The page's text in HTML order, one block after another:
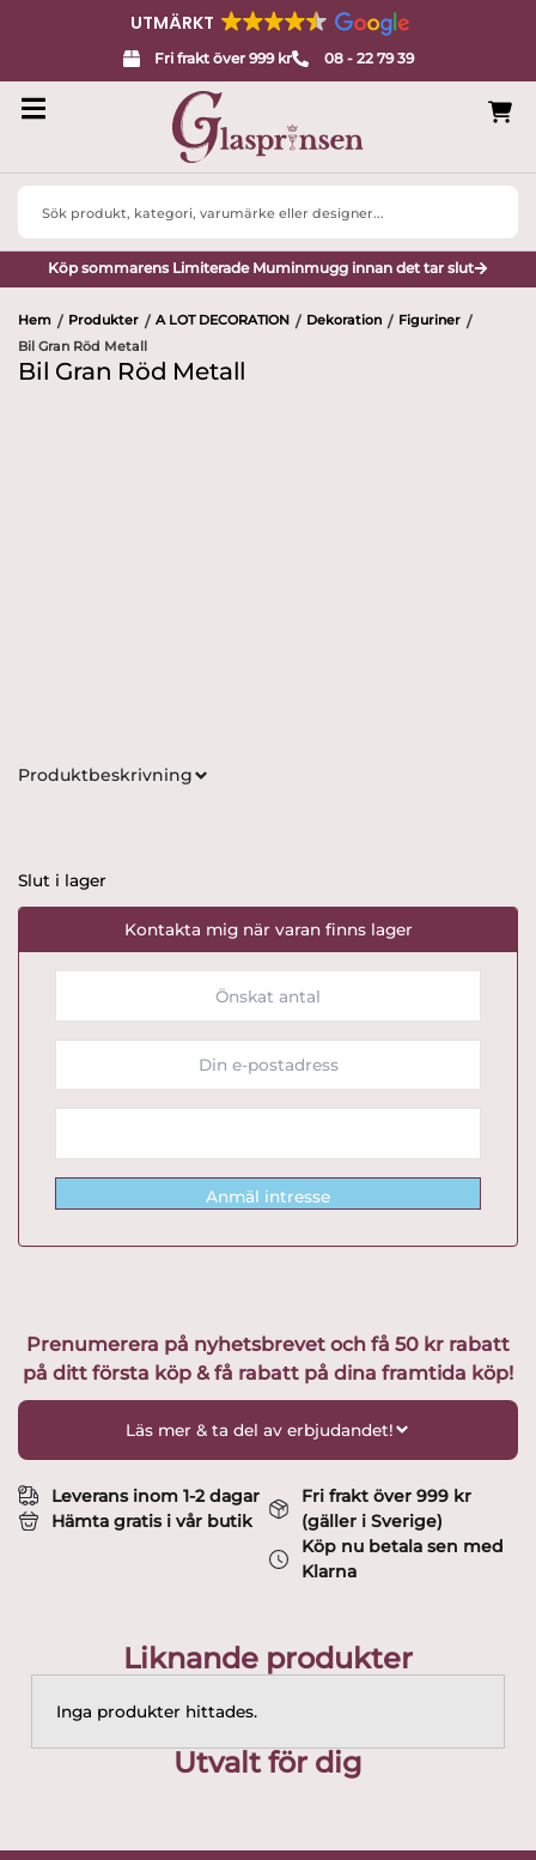
UTMÄRKT
Fri frakt över 999 kr 08 - 22 79 39
Search
Köp sommarens Limiterade Muminmugg innan det tar slut
Hem / Produkter / A LOT DECORATION / Dekoration / Figuriner /
Bil Gran Röd Metall
Bil Gran Röd Metall
Produktbeskrivning
Slut i lager
Kontakta mig när varan finns lager
Anmäl intresse
Prenumerera på nyhetsbrevet och få 50 kr rabatt
på ditt första köp & få rabatt på dina framtida köp!
Läs mer & ta del av erbjudandet!
Leverans inom 1-2 dagar
Hämta gratis i vår butik
Fri frakt över 999 kr
(gäller i Sverige)
Köp nu betala sen med
Klarna
Liknande produkter
Inga produkter hittades.
Utvalt för dig